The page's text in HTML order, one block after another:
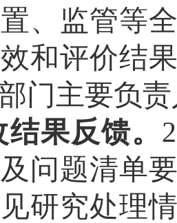
、监管等
和评价结
门主要负
果反馈。
问题清单
研究处理